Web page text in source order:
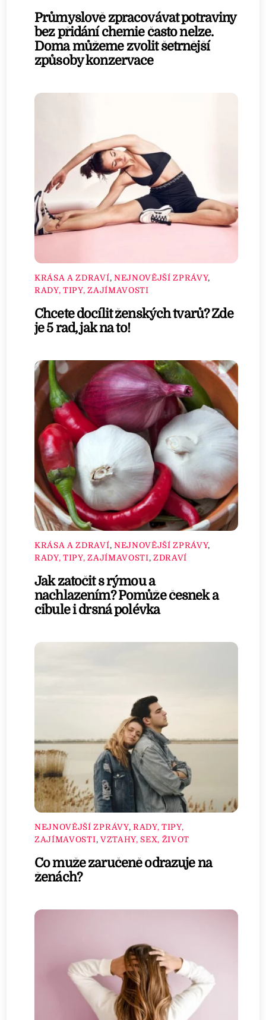
Průmyslově zpracovávat potraviny
bez přidání chemie často nelze.
Doma můžeme zvolit šetrnější
způsoby konzervace
KRÁSA A ZDRAVÍ, NEJNOVĚJŠÍ ZPRÁVY,
RADY, TIPY, ZAJÍMAVOSTI
Chcete docílit ženských tvarů? Zde
je 5 rad, jak na to!
KRÁSA A ZDRAVÍ, NEJNOVĚJŠÍ ZPRÁVY,
RADY, TIPY, ZAJÍMAVOSTI, ZDRAVÍ
Jak zatočit s rýmou a
nachlazením? Pomůže česnek a
cibule i drsná polévka
NEJNOVĚJŠÍ ZPRÁVY, RADY, TIPY,
ZAJÍMAVOSTI, VZTAHY, SEX, ŽIVOT
Co muže zaručeně odrazuje na
ženách?